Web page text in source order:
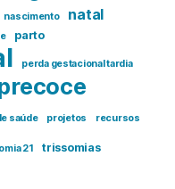
nascimento natal
parto
perda gestacional tardia
saúde projetos recursos
21 trissomias